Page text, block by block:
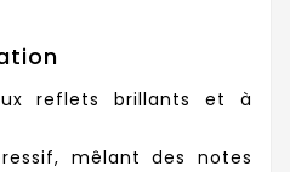
reflets brillants et à
mêlant des notes